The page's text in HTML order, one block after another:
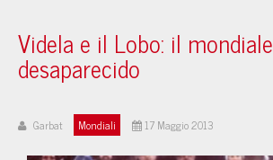
Videla e il Lobo: il mondiale
desaparecido
Garbat Mondiali 17 Maggio 2013